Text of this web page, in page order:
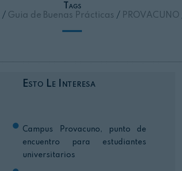
Tags
/ Guia de Buenas Prácticas / PROVACUNO
Esto Le Interesa
Campus Provacuno, punto de
encuentro para estudiantes
universitarios